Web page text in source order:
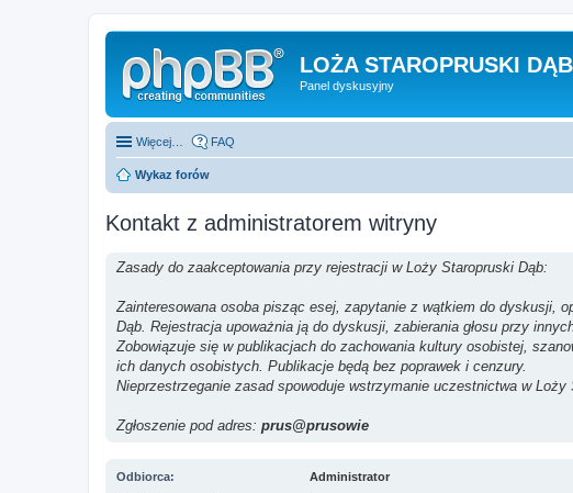
LOŻA STAROPRUSKI DĄB
Panel dyskusyjny
Więcej… FAQ
Wykaz forów
Kontakt z administratorem witryny
Zasady do zaakceptowania przy rejestracji w Loży Staropruski Dąb:
Zainteresowana osoba pisząc esej, zapytanie z wątkiem do dyskusji,
Dąb. Rejestracja upoważnia ją do dyskusji, zabierania głosu przy
Zobowiązuje się w publikacjach do zachowania kultury osobistej,
ich danych osobistych. Publikacje będą bez poprawek i cenzury.
Nieprzestrzeganie zasad spowoduje wstrzymanie uczestnictwa w Loży
Zgłoszenie pod adres: prus@prusowie
Odbiorca: Administrator